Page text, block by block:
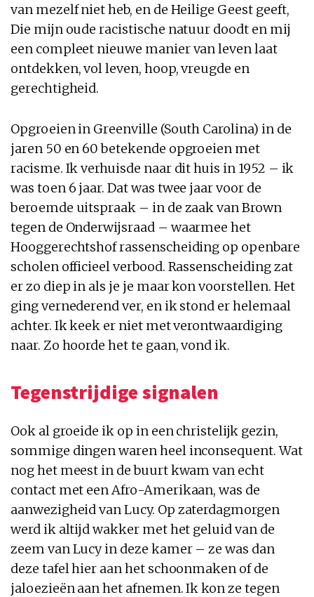
van mezelf niet heb, en de Heilige Geest geeft,
Die mijn oude racistische natuur doodt en mij
een compleet nieuwe manier van leven laat
ontdekken, vol leven, hoop, vreugde en
gerechtigheid.
Opgroeien in Greenville (South Carolina) in de
jaren 50 en 60 betekende opgroeien met
racisme. Ik verhuisde naar dit huis in 1952 – ik
was toen 6 jaar. Dat was twee jaar voor de
beroemde uitspraak – in de zaak van Brown
tegen de Onderwijsraad – waarmee het
Hooggerechtshof rassenscheiding op openbare
scholen officieel verbood. Rassenscheiding zat
er zo diep in als je je maar kon voorstellen. Het
ging vernederend ver, en ik stond er helemaal
achter. Ik keek er niet met verontwaardiging
naar. Zo hoorde het te gaan, vond ik.
Tegenstrijdige signalen
Ook al groeide ik op in een christelijk gezin,
sommige dingen waren heel inconsequent. Wat
nog het meest in de buurt kwam van echt
contact met een Afro-Amerikaan, was de
aanwezigheid van Lucy. Op zaterdagmorgen
werd ik altijd wakker met het geluid van de
zeem van Lucy in deze kamer – ze was dan
deze tafel hier aan het schoonmaken of de
jaloezieën aan het afnemen. Ik kon ze tegen